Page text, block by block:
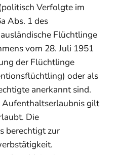
Verfolgte im
Abs. 1 des
Flüchtlinge
vom 28. Juli 1951
der Flüchtlinge
oder als
anerkannt sind.
Aufenthaltserlaubnis gilt
Die
berechtigt zur